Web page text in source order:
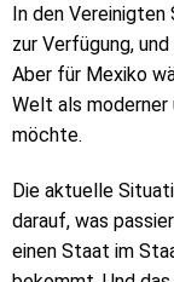
In den
zur Verfügung,
Aber für Mexiko
Welt als
möchte.
Die aktuelle
darauf, was
einen Staat im